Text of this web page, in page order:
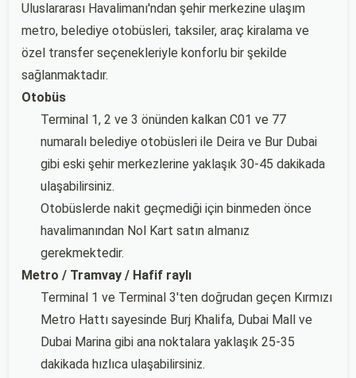
Uluslararası Havalimanı'ndan şehir merkezine ulaşım
metro, belediye otobüsleri, taksiler, araç kiralama ve
özel transfer seçenekleriyle konforlu bir şekilde
sağlanmaktadır.
Otobüs
Terminal 1, 2 ve 3 önünden kalkan C01 ve 77
numaralı belediye otobüsleri ile Deira ve Bur Dubai
gibi eski şehir merkezlerine yaklaşık 30-45 dakikada
ulaşabilirsiniz.
Otobüslerde nakit geçmediği için binmeden önce
havalimanından Nol Kart satın almanız
gerekmektedir.
Metro / Tramvay / Hafif raylı
Terminal 1 ve Terminal 3'ten doğrudan geçen Kırmızı
Metro Hattı sayesinde Burj Khalifa, Dubai Mall ve
Dubai Marina gibi ana noktalara yaklaşık 25-35
dakikada hızlıca ulaşabilirsiniz.